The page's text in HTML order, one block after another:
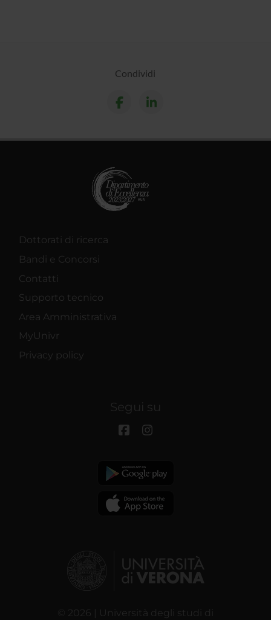
Condividi
Dottorati di ricerca
Bandi e Concorsi
Contatti
Supporto tecnico
Area Amministrativa
MyUnivr
Privacy policy
Segui su
© 2026 | Università degli studi di